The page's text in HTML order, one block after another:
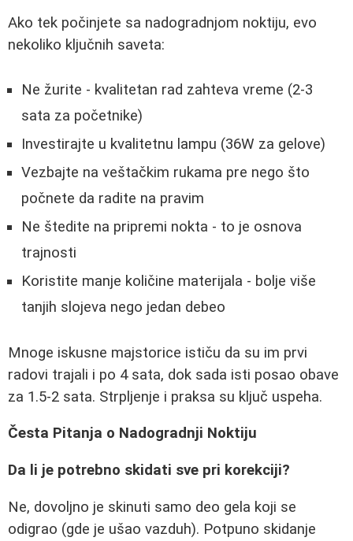
Ako tek počinjete sa nadogradnjom noktiju, evo
nekoliko ključnih saveta:
Ne žurite - kvalitetan rad zahteva vreme (2-3
sata za početnike)
Investirajte u kvalitetnu lampu (36W za gelove)
Vezbajte na veštačkim rukama pre nego što
počnete da radite na pravim
Ne štedite na pripremi nokta - to je osnova
trajnosti
Koristite manje količine materijala - bolje više
tanjih slojeva nego jedan debeo
Mnoge iskusne majstorice ističu da su im prvi
radovi trajali i po 4 sata, dok sada isti posao obave
za 1.5-2 sata. Strpljenje i praksa su ključ uspeha.
Česta Pitanja o Nadogradnji Noktiju
Da li je potrebno skidati sve pri korekciji?
Ne, dovoljno je skinuti samo deo gela koji se
odigrao (gde je ušao vazduh). Potpuno skidanje